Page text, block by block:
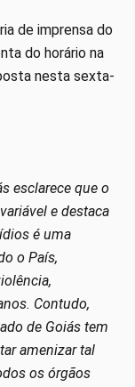
de imprensa do
do horário na
nesta sexta-
esclarece que o
e destaca
é uma
o País,
Contudo,
de Goiás tem
amenizar tal
os órgãos